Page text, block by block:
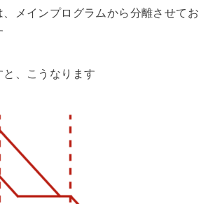
メインプログラムから分離させてお
、こうなります